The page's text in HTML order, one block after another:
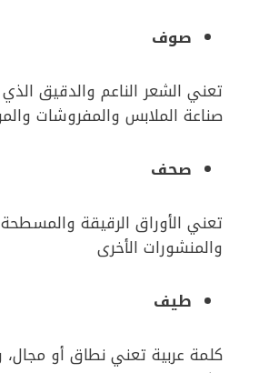
صوف
تعني الشعر الناعم والدقيق
صناعة الملابس والمفروشات
صحف
تعني الأوراق الرقيقة
والمنشورات الأخرى
طيف
كلمة عربية تعني نطاق أو